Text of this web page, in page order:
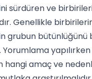
sürdüren ve
Genellikle
grubun bütünlüğünü
hangi amaç ve